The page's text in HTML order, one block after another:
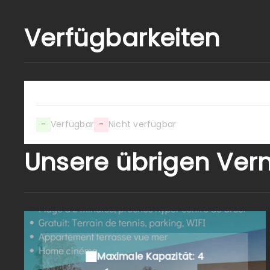
Verfügbarkeiten
- Verfügbar - Nicht verfügbar
Unsere übrigen
Maximale Kapazität: 4